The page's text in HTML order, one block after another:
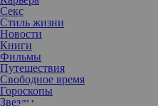
Секс
Стиль жизни
Новости
Книги
Фильмы
Путешествия
Свободное время
Гороскопы
Звезды
Чтобы беременность наступила
важно правильно питаться. Что
Стресс, диабет, гормональные
быть преградой на пути к
фертильность и замедляют
основа здоровья, а значит, и
минералы и сбалансированный